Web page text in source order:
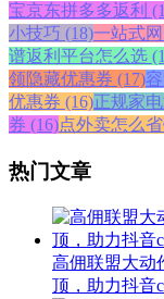
宝京东拼多多返利
小技巧 (18)一站式
谱返利平台怎么选
领隐藏优惠券 (17)
优惠券 (16)正规家
券 (16)点外卖怎么
热门文章
高佣联盟大动
顶，助力抖音